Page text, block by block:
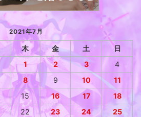
2021年7月
木 金 土
日
1
2 3
4
8 9 10
11
15 16 17
18
22 23 24
25